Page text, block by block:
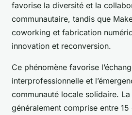
favorise la diversité et la
communautaire, tandis que
coworking et fabrication
innovation et reconversion.
Ce phénomène favorise
interprofessionnelle et
communauté locale solidaire.
généralement comprise entre